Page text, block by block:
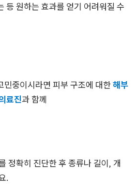
등 원하는 효과를 얻기 어려워질 수
민중이시라면 피부 구조에 대한해부
료진과 함께
정확히 진단한 후 종류나 길이, 개
.